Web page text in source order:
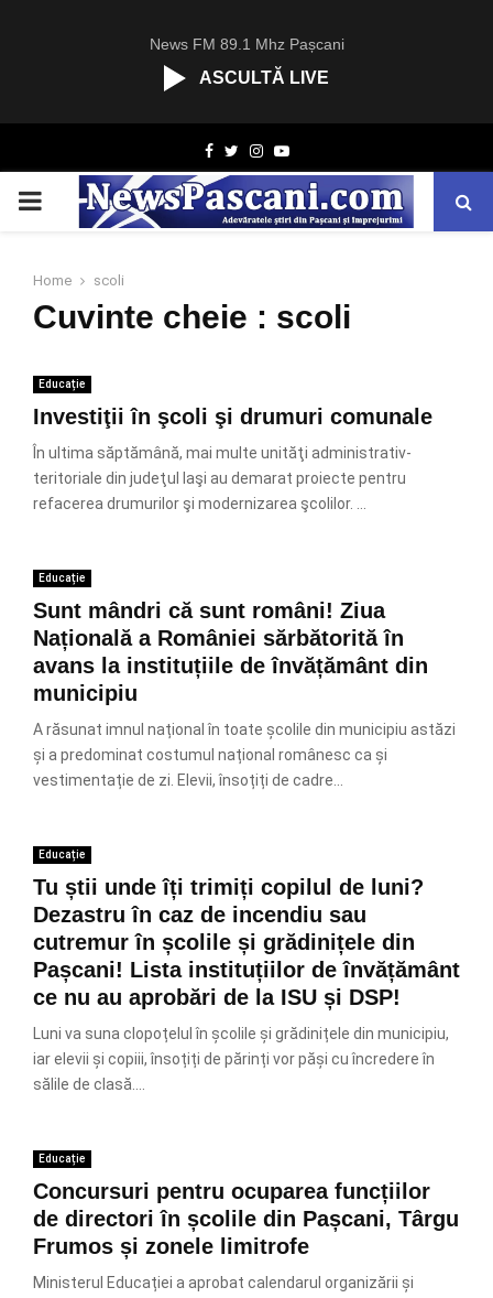
News FM 89.1 Mhz Pașcani
ASCULTĂ LIVE
Facebook
TwitterInstagram
Youtube
PRIMARY
Home scoli
Cuvinte cheie : scoli
Educație
Investiţii în şcoli şi drumuri comunale
În ultima săptămână, mai multe unităţi administrativ-
teritoriale din judeţul Iaşi au demarat proiecte pentru
refacerea drumurilor şi modernizarea şcolilor. ...
Educație
Sunt mândri că sunt români! Ziua
Națională a României sărbătorită în
avans la instituțiile de învățământ din
municipiu
A răsunat imnul național în toate școlile din municipiu astăzi
și a predominat costumul național românesc ca și
vestimentație de zi. Elevii, însoțiți de cadre...
Educație
Tu știi unde îți trimiți copilul de luni?
Dezastru în caz de incendiu sau
cutremur în școlile și grădinițele din
Pașcani! Lista instituțiilor de învățământ
ce nu au aprobări de la ISU și DSP!
Luni va suna clopoțelul în școlile și grădinițele din municipiu,
iar elevii și copiii, însoțiți de părinți vor păși cu încredere în
sălile de clasă....
Educație
Concursuri pentru ocuparea funcțiilor
de directori în școlile din Pașcani, Târgu
Frumos și zonele limitrofe
Ministerul Educației a aprobat calendarul organizării și